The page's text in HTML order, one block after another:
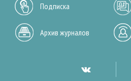
Подписка
Архив журналов